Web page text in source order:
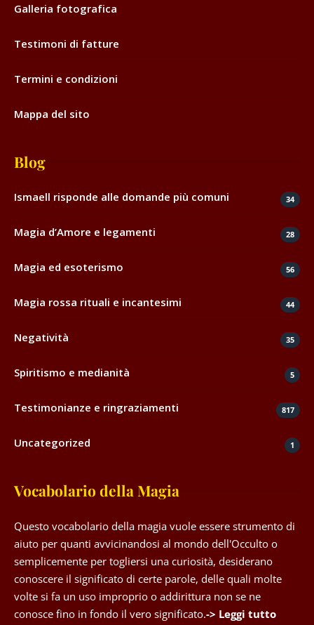
Galleria fotografica
Testimoni di fatture
Termini e condizioni
Mappa del sito
Blog
Ismaell risponde alle domande più comuni 34
Magia d’Amore e legamenti 28
Magia ed esoterismo 56
Magia rossa rituali e incantesimi 44
Negatività 35
Spiritismo e medianità 5
Testimonianze e ringraziamenti 817
Uncategorized 1
Vocabolario della Magia
Questo vocabolario della magia vuole essere strumento di
aiuto per quanti avvicinandosi al mondo dell'Occulto o
semplicemente per togliersi una curiosità, desiderano
conoscere il significato di certe parole, delle quali molte
volte si fa un uso improprio o addirittura non se ne
conosce fino in fondo il vero significato.-> Leggi tutto